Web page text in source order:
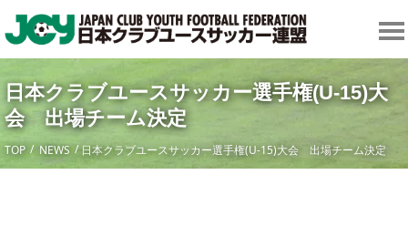
日本クラブユースサッカー選手権(U-15)大
会 出場チーム決定
TOP NEWS 日本クラブユースサッカー選手権(U-15)大会 出場チーム決定